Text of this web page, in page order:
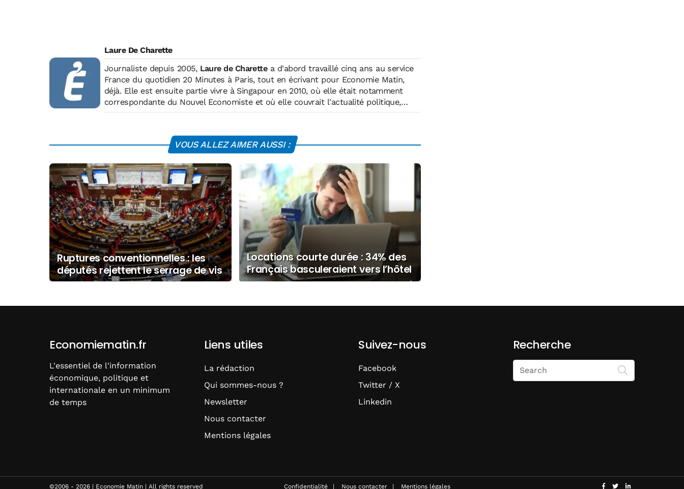
Laure De Charette
Journaliste depuis 2005, Laure de Charettea d'abord travaillé cinq ans au service
France du quotidien 20 Minutes à Paris, tout en écrivant pour Economie Matin,
déjà. Elle est ensuite partie vivre à Singapour en 2010, où elle était notamment
correspondante du Nouvel Economiste et où elle couvrait l'actualité politique,
économique, sociale -et même touristique !- de l'Asie. Depuis mi-2014, elle vit et
slovaque pour Ouest France et La Libre Belgique. Elle est aussi l'auteur
de plusieurs livres, dont "Chine-Les nouveaux milliardaires rouges"
aristos" (2010, Ed. du Moment). Elle a, à nouveau, rejoint l'équipe d'Economie Matin
en 2012.
VOUS ALLEZ AIMER AUSSI :
Ruptures conventionnelles : les
députés rejettent le serrage de vis
Locations courte durée : 34% des
Français basculeraient vers l’hôtel
si le prix devient trop cher
Economiematin.fr
L'essentiel de l'information
économique, politique et
internationale en un minimum
de temps
Liens utiles
La rédaction
Qui sommes-nous ?
Newsletter
Nous contacter
Mentions légales
Suivez-nous
Facebook
Twitter / X
Linkedin
Recherche
Search
on
Economie
©2006 - 2026 | Economie Matin | All rights reserved Confidentialité Nous contacter Mentions légales facebook
twitterlinkedin